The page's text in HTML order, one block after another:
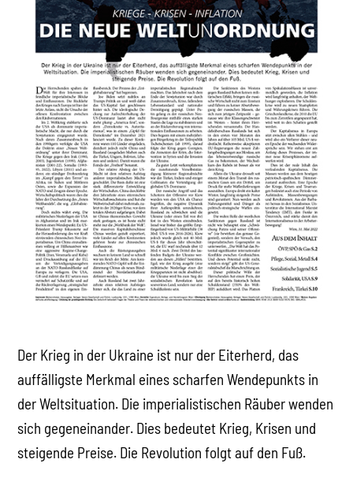
Der Krieg in der Ukraine ist nur der Eiterherd, das
auffälligste Merkmal eines scharfen Wendepunkts in
der Weltsituation. Die imperialistischen Räuber wenden
sich gegeneinander. Dies bedeutet Krieg, Krisen und
steigende Preise. Die Revolution folgt auf den Fuß.